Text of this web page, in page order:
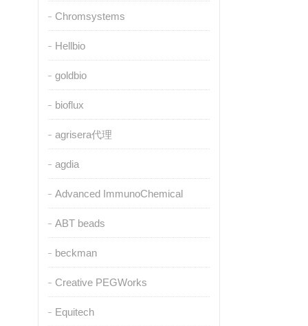
Chromsystems
Hellbio
goldbio
bioflux
agrisera代理
agdia
Advanced ImmunoChemical
ABT beads
beckman
Creative PEGWorks
Equitech